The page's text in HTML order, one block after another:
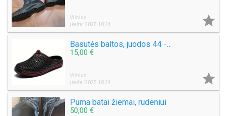
Vilnius
Įkelta: 2025 10 24

Basutės baltos, juodos 44 -45 dydžio
15,00 €
Vilnius
Įkelta: 2025 10 24

Puma batai žiemai, rudeniui
50,00 €